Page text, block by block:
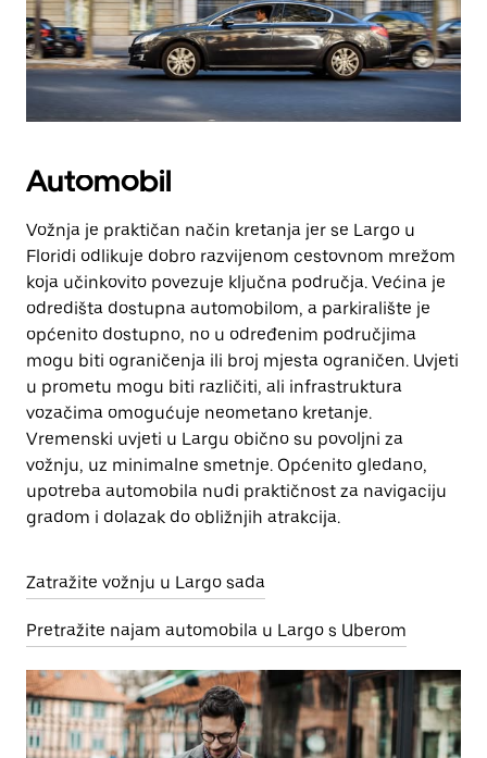
Automobil
Vožnja je praktičan način kretanja jer se Largo u
Floridi odlikuje dobro razvijenom cestovnom mrežom
koja učinkovito povezuje ključna područja. Većina je
odredišta dostupna automobilom, a parkiralište je
općenito dostupno, no u određenim područjima
mogu biti ograničenja ili broj mjesta ograničen. Uvjeti
u prometu mogu biti različiti, ali infrastruktura
vozačima omogućuje neometano kretanje.
Vremenski uvjeti u Largu obično su povoljni za
vožnju, uz minimalne smetnje. Općenito gledano,
upotreba automobila nudi praktičnost za navigaciju
gradom i dolazak do obližnjih atrakcija.
Zatražite vožnju u Largo sada
Pretražite najam automobila u Largo s Uberom